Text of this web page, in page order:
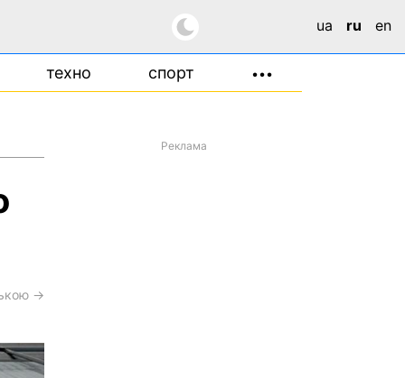
ua ru en
техно спорт •••
→
Реклама